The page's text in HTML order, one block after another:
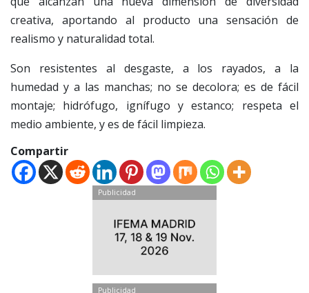
creativa, aportando al producto una sensación de
realismo y naturalidad total.
Son resistentes al desgaste, a los rayados, a la
humedad y a las manchas; no se decolora; es de fácil
montaje; hidrófugo, ignífugo y estanco; respeta el
medio ambiente, y es de fácil limpieza.
Compartir
Publicidad
Publicidad